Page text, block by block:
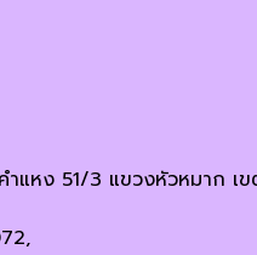
ำแหง 51/3 แขวงหัวหมาก เ